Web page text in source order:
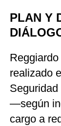
PLAN Y
realizado
—según
cargo a